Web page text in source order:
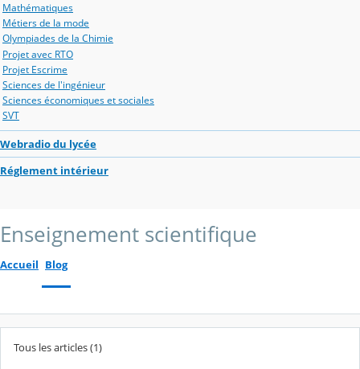
Mathématiques
Métiers de la mode
Olympiades de la Chimie
Projet avec RTO
Projet Escrime
Sciences de l'ingénieur
Sciences économiques et sociales
SVT
Webradio du lycée
Réglement intérieur
Enseignement scientifique
Accueil Blog
Tous les articles (1)